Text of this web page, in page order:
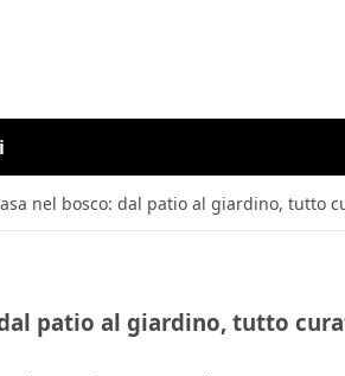
nel bosco: dal patio al giardino, tutto
patio al giardino, tutto